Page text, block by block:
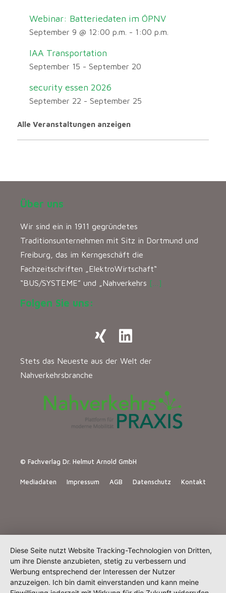
Webinar: Batteriedaten im ÖPNV
September 9 @ 12:00 p.m. - 1:00 p.m.
IAA Transportation
September 15 - September 20
security essen 2026
September 22 - September 25
Alle Veranstaltungen anzeigen
Über uns
Wir sind ein in 1911 gegründetes
Traditionsunternehmen mit Sitz in Dortmund und
Freiburg, das im Kerngeschäft die
Fachzeitschriften „ElektroWirtschaft“
“BUS/SYSTEME” und „Nahverkehrs […]
Folgen Sie uns:
Stets das Neueste aus der Welt der
Nahverkehrsbranche
© Fachverlag Dr. Helmut Arnold GmbH
Mediadaten Impressum AGB Datenschutz Kontakt
Diese Seite nutzt Website Tracking-Technologien von Dritten,
um ihre Dienste anzubieten, stetig zu verbessern und
Werbung entsprechend der Interessen der Nutzer
anzuzeigen. Ich bin damit einverstanden und kann meine